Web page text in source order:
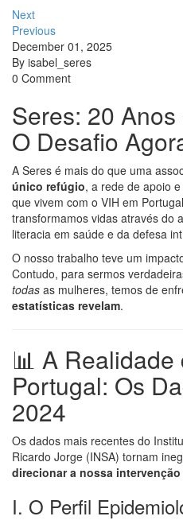
Next
Previous
December 01, 2025
By isabel_seres
0 Comment
Seres: 20
O Desafio
A Seres é mais do que uma
único refúgio, a rede de apoio
que vivem com o VIH em
transformamos vidas através do
literacia em saúde e da defesa
O nosso trabalho teve um
Contudo, para sermos
todas as mulheres, temos de
estatísticas revelam.
📊 A Realidade
Portugal: Os
2024
Os dados mais recentes do
Ricardo Jorge (INSA) tornam
direcionar a nossa
I. O Perfil